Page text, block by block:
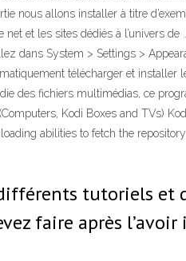
nous allons installer à titre
et les sites dédiés à l’univers
dans System > Settings >
télécharger et installer
des fichiers multimédias, ce
Kodi Boxes and TVs)
abilities to fetch the
tutoriels et
faire après